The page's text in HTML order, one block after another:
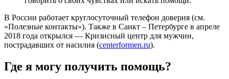
В России работает круглосуточный телефон доверия (см.
«Полезные контакты»). Также в Санкт – Петербурге в апреле
2018 года открылся — Кризисный центр для мужчин,
пострадавших от насилия (centerformen.ru).
Где я могу получить помощь?